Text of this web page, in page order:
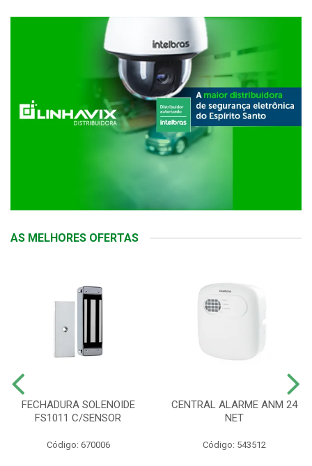
AS MELHORES OFERTAS
FECHADURA SOLENOIDE
FS1011 C/SENSOR
Código: 670006
CENTRAL ALARME ANM 24
NET
Código: 543512